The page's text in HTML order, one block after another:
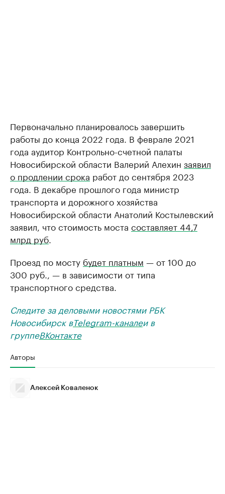
Первоначально планировалось завершить
работы до конца 2022 года. В феврале 2021
года аудитор Контрольно-счетной палаты
Новосибирской области Валерий Алехин заявил
о продлении срока работ до сентября 2023
года. В декабре прошлого года министр
транспорта и дорожного хозяйства
Новосибирской области Анатолий Костылевский
заявил, что стоимость моста составляет 44,7
млрд руб
Проезд по мосту будет платным — от 100 до
300 руб., — в зависимости от типа
транспортного средства.
Следите за деловыми новостями РБК
Новосибирск вTelegram-каналеи в
группеВКонтакте
Авторы
Алексей Коваленок